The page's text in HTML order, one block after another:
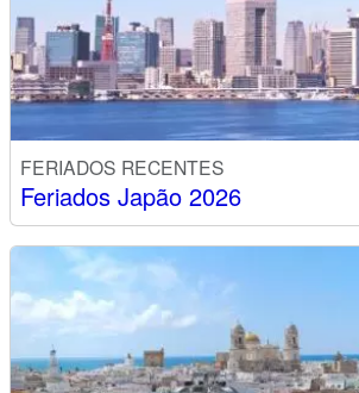
FERIADOS RECENTES
Feriados Japão 2026